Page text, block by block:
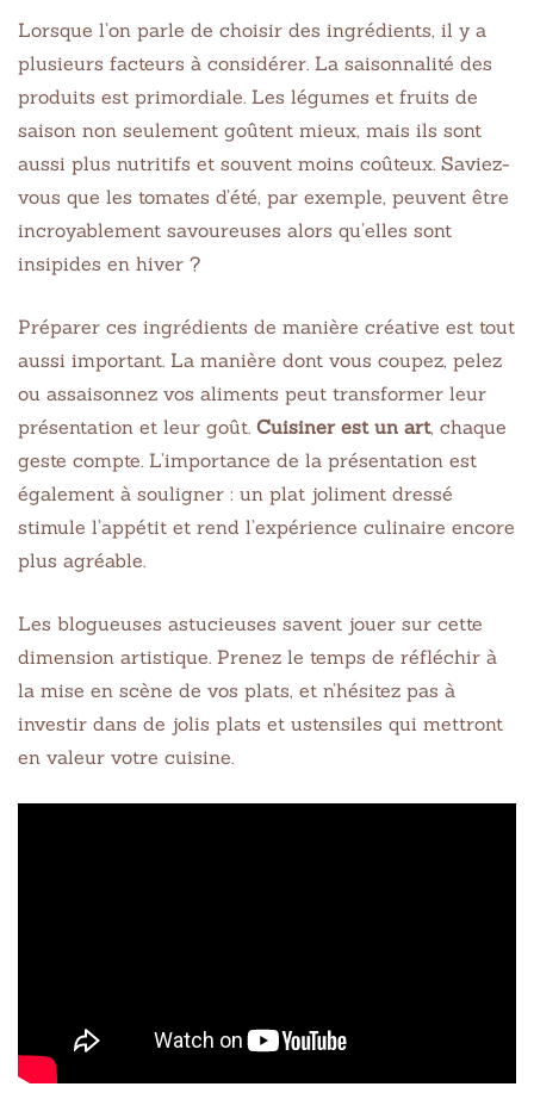
Lorsque l’on parle de choisir des ingrédients, il y a
plusieurs facteurs à considérer. La saisonnalité des
produits est primordiale. Les légumes et fruits de
saison non seulement goûtent mieux, mais ils sont
aussi plus nutritifs et souvent moins coûteux. Saviez-
vous que les tomates d’été, par exemple, peuvent être
incroyablement savoureuses alors qu’elles sont
insipides en hiver ?
Préparer ces ingrédients de manière créative est tout
aussi important. La manière dont vous coupez, pelez
ou assaisonnez vos aliments peut transformer leur
présentation et leur goût. Cuisiner est un art, chaque
geste compte. L’importance de la présentation est
également à souligner : un plat joliment dressé
stimule l’appétit et rend l’expérience culinaire encore
plus agréable.
Les blogueuses astucieuses savent jouer sur cette
dimension artistique. Prenez le temps de réfléchir à
la mise en scène de vos plats, et n’hésitez pas à
investir dans de jolis plats et ustensiles qui mettront
en valeur votre cuisine.